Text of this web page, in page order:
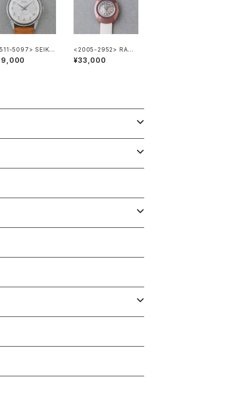
5097> SEIKO
Marvel
<2005-2952> RADO
BALVBOA
¥33,000